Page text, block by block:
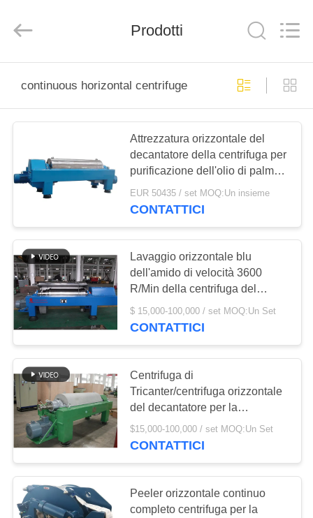
PRODOTTI
VIDEO
SIAMO
VISITA
ALLA
FABBRICA
CONTROLLO
DI
QUALITÀ
CONTATTACI
NOTIZIE
(CHINA)
CO.,
Prodotti
continuous horizontal centrifuge
Attrezzatura orizzontale del
decantatore della centrifuga per
purificazione dell'olio di palma
della pianta
EUR 50435 / set MOQ:Un insieme
CONTATTICI
Lavaggio orizzontale blu
dell'amido di velocità 3600
R/Min della centrifuga del
decantatore e disidratarsi
$ 15,000-100,000 / set MOQ:Un Set
CONTATTICI
Centrifuga di
Tricanter/centrifuga orizzontale
del decantatore per la
separazione solida dell'olio
dell'acqua
$15,000-100,000 / set MOQ:Un Set
CONTATTICI
Peeler orizzontale continuo
completo centrifuga per la